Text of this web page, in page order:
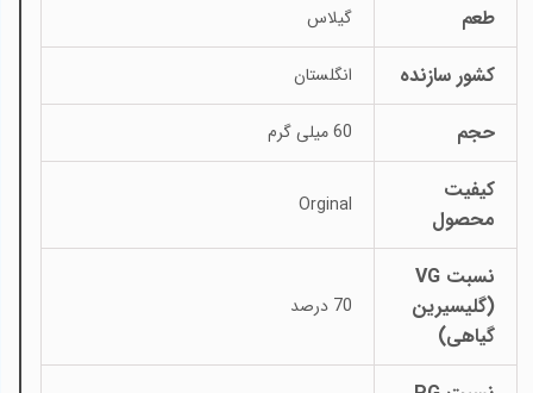
طعم گیلاس
کشور سازنده انگلستان
حجم 60 میلی گرم
کیفیت
محصول
Orginal
نسبت VG
(گلیسیرین
گیاهی)
70 درصد